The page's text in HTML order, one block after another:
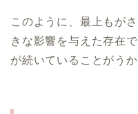
このように、最上もが
きな影響を与えた存在
が続いていることがうか